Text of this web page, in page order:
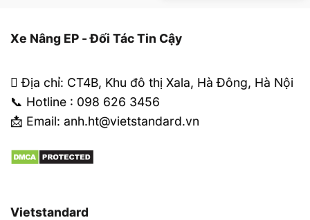
Xe Nâng EP - Đối Tác Tin Cậy
Địa chỉ: CT4B, Khu đô thị Xala, Hà Đông, Hà Nội
📞 Hotline : 098 626 3456
📩 Email: anh.ht@vietstandard.vn
Vietstandard